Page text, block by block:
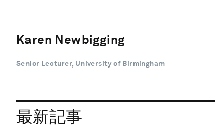
Karen Newbigging
Senior Lecturer, University of Birmingham
最新記事